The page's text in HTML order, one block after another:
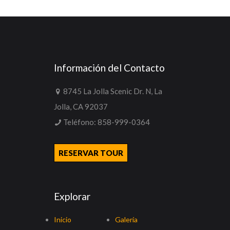
Información del Contacto
8745 La Jolla Scenic Dr. N, La
Jolla, CA 92037
Teléfono: 858-999-0364
RESERVAR TOUR
Explorar
Inicio
Galería